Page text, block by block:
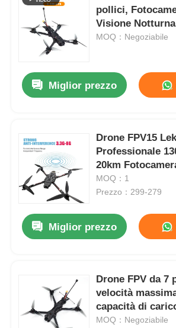
pollici,
Visione
per Carichi
MOQ：Negoziabile
Miglior prezzo
Drone FPV15
Professionale
20km
Notturna
Fibra di
MOQ：1
Prezzo：299-279
Miglior prezzo
Drone FPV da 7
velocità
capacità di
applicazioni
MOQ：Negoziabile